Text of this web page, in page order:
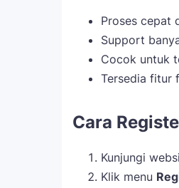
Proses cepat
Support
Cocok untuk
Tersedia fitur
Cara
Kunjungi
Klik menu